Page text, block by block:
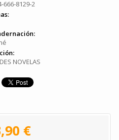
666-8129-2
NOVELAS
€